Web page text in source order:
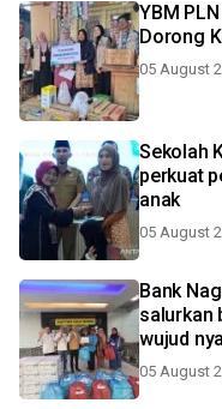
YBM
Dorong
05 August
Sekolah
perkuat
anak
05 August
Bank
salurkan
wujud
05 August